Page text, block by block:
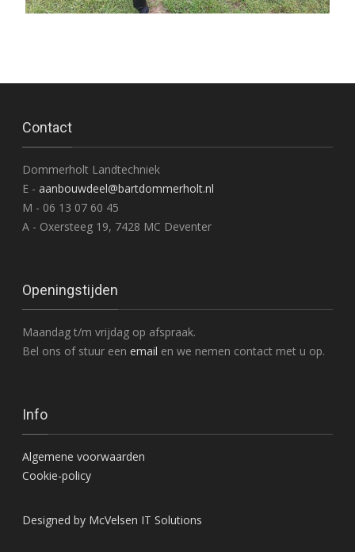
Contact
Dommerholt Landtechniek
E - aanbouwdeel@bartdommerholt.nl
M - 06 13 07 60 45
A - Oxersteeg 19, 7428 MC Deventer
Openingstijden
Maandag t/m vrijdag op afspraak.
Bel ons of stuur een email en we nemen contact met u op.
Info
Algemene voorwaarden
Cookie-policy
Designed by McVelsen IT Solutions